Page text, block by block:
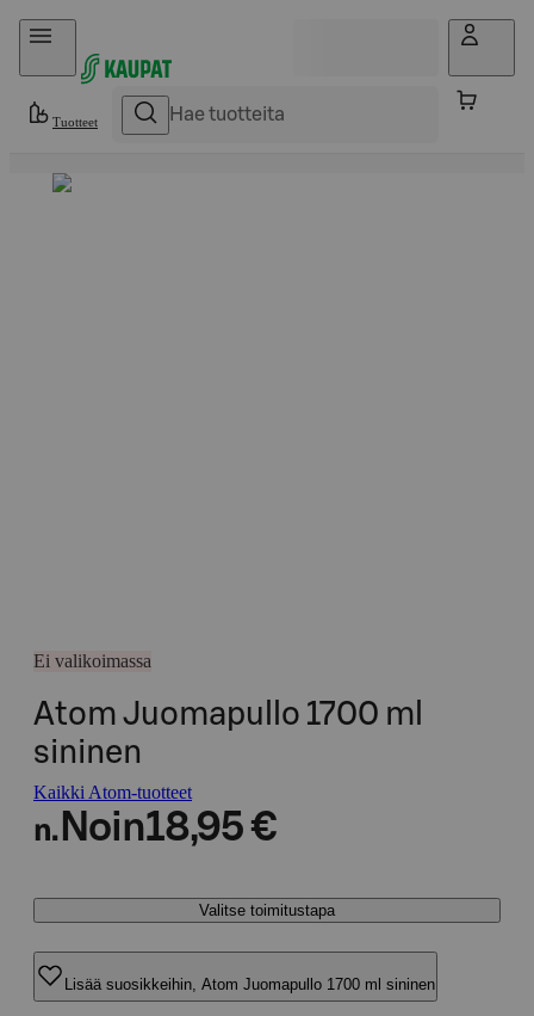
Hyppää sisältöön
Tuotteet
Ei valikoimassa
Atom Juomapullo 1700 ml
sininen
Kaikki Atom-tuotteet
n. Noin18,95 €
Valitse toimitustapa
Lisää suosikkeihin, Atom Juomapullo 1700 ml sininen